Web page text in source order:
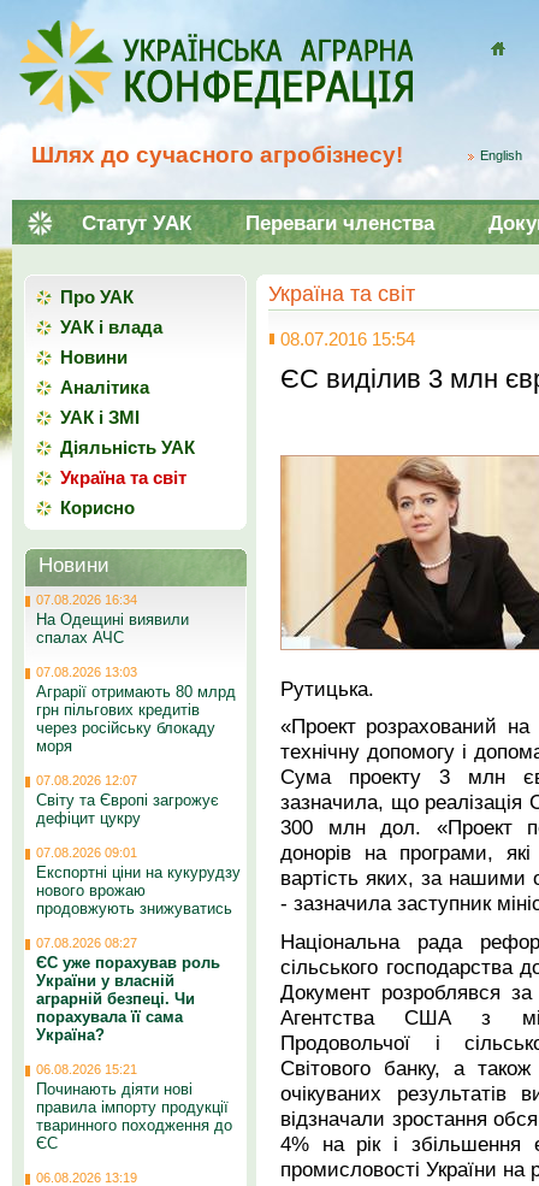
Шлях до сучасного агробізнесу! English
Статут УАК Переваги членства
Україна та світ
08.07.2016 15:54
ЄС виділив 3 млн
Рутицька.
«Проект розрахований
технічну допомогу і
Сума проекту 3 млн
зазначила, що реалізація
300 млн дол. «Проект
донорів на програми,
вартість яких, за нашими
- зазначила заступник
Національна рада
сільського господарства
Документ розроблявся
Агентства США з
Продовольчої і
Світового банку, а
очікуваних результатів
відзначали зростання
4% на рік і збільшення
промисловості України
Про УАК
УАК і влада
Новини
Аналітика
УАК і ЗМІ
Діяльність УАК
Україна та світ
Корисно
Новини
07.08.2026 16:34
На Одещині виявили
спалах АЧС
07.08.2026 13:03
Аграрії отримають 80 млрд
грн пільгових кредитів
через російську блокаду
моря
07.08.2026 12:07
Світу та Європі загрожує
дефіцит цукру
07.08.2026 09:01
Експортні ціни на кукурудзу
нового врожаю
продовжують знижуватись
07.08.2026 08:27
ЄС уже порахував роль
України у власній
аграрній безпеці. Чи
порахувала її сама
Україна?
06.08.2026 15:21
Починають діяти нові
правила імпорту продукції
тваринного походження до
ЄС
06.08.2026 13:19